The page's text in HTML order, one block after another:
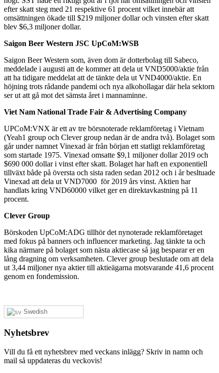
efter skatt steg med 21 respektive 61 procent vilket innebär att
omsättningen ökade till $219 miljoner dollar och vinsten efter skatt
blev $6,3 miljoner dollar.
Saigon Beer Western JSC UpCoM:WSB
Saigon Beer Western som, även dom är dotterbolag till Sabeco,
meddelade i augusti att de kommer att dela ut VND5000/aktie från
att ha tidigare meddelat att de tänkte dela ut VND4000/aktie. En
höjning trots rådande pandemi och nya alkohollagar där hela sektorn
ser ut att gå mot det sämsta året i mannaminne.
Viet Nam National Trade Fair & Advertising Company
UPCoM:VNX är ett av tre börsnoterade reklamföretag i Vietnam
(Yeah1 group och Clever group nedan är de andra två). Bolaget som
går under namnet Vinexad är från början ett statligt reklamföretag
som startade 1975. Vinexad omsatte $9,1 miljoner dollar 2019 och
$690 000 dollar i vinst efter skatt. Bolaget har haft en exponentiell
tillväxt både på översta och sista raden sedan 2012 och i år besltuade
Vinexad att dela ut VND7000 för 2019 års vinst. Aktien har
handlats kring VND60000 vilket ger en direktavkastning på 11
procent.
Clever Group
Börskoden UpCoM:ADG tillhör det nynoterade reklamföretaget
med fokus på banners och influencer marketing. Jag tänkte ta och
kika närmare på bolaget som nästa aktiecase så jag besparar er en
lång dragning om verksamheten. Clever group beslutade om att dela
ut 3,44 miljoner nya aktier till aktieägarna motsvarande 41,6 procent
genom en fondemission.
Swedish
Nyhetsbrev
Vill du få ett nyhetsbrev med veckans inlägg? Skriv in namn och
mail så uppdateras du veckovis!